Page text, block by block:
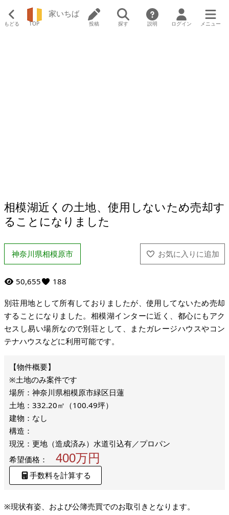
もどる TOP
家いちば
投稿 探す 説明 ログイン メニュー
相模湖近くの土地、使用しないため売却す
ることになりました
神奈川県相模原市
50,655 188
別荘用地として所有しておりましたが、使用してないため売却
することになりました。相模湖インターに近く、都心にもアク
セスし易い場所なので別荘として、またガレージハウスやコン
テナハウスなどに利用可能です。
※土地のみ案件です
場所：神奈川県相模原市緑区日蓮
土地：332.20㎡（100.49坪）
建物：なし
構造：
現況：更地（造成済み）水道引込有／プロパン
希望価格：
400万円
手数料を計算する
※現状有姿、および公簿売買でのお取引きとなります。